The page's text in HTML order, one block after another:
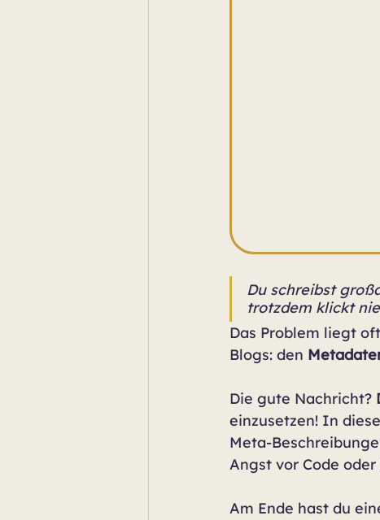
Du schreibst
trotzdem klickt
Das Problem liegt
Blogs: den
Die gute Nachricht?
einzusetzen! In
Meta-
Angst vor Code
Am Ende hast du